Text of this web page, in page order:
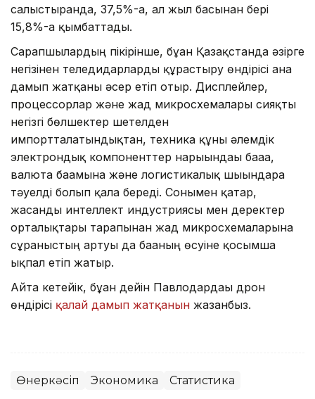
салыстырғанда, 37,5%-ға, ал жыл басынан бері
15,8%-ға қымбаттады.
Сарапшылардың пікірінше, бұған Қазақстанда әзірге
негізінен теледидарларды құрастыру өндірісі ғана
дамып жатқаны әсер етіп отыр. Дисплейлер,
процессорлар және жад микросхемалары сияқты
негізгі бөлшектер шетелден
импортталатындықтан, техника құны әлемдік
электрондық компоненттер нарығындағы бағаға,
валюта бағамына және логистикалық шығындарға
тәуелді болып қала береді. Сонымен қатар,
жасанды интеллект индустриясы мен деректер
орталықтары тарапынан жад микросхемаларына
сұраныстың артуы да бағаның өсуіне қосымша
ықпал етіп жатыр.
Айта кетейік, бұған дейін Павлодардағы дрон
өндірісі қалай дамып жатқанын жазғанбыз.
Өнеркәсіп Экономика Статистика